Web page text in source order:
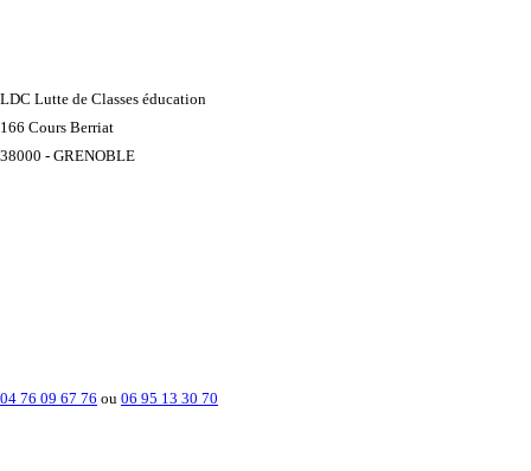
LDC Lutte de Classes éducation
166 Cours Berriat
38000 - GRENOBLE
04 76 09 67 76 ou 06 95 13 30 70